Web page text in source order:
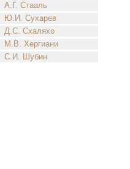
А.Г. Стааль
Ю.И. Сухарев
Д.С. Схаляхо
М.В. Хергиани
С.И. Шубин